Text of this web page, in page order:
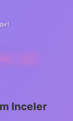
KIM
Inceler